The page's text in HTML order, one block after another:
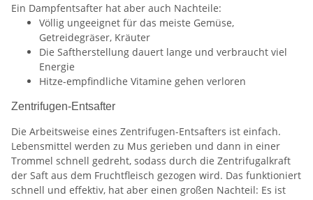
Ein Dampfentsafter hat aber auch Nachteile:
Völlig ungeeignet für das meiste Gemüse,
Getreidegräser, Kräuter
Die Saftherstellung dauert lange und verbraucht viel
Energie
Hitze-empfindliche Vitamine gehen verloren
Zentrifugen-Entsafter
Die Arbeitsweise eines Zentrifugen-Entsafters ist einfach.
Lebensmittel werden zu Mus gerieben und dann in einer
Trommel schnell gedreht, sodass durch die Zentrifugalkraft
der Saft aus dem Fruchtfleisch gezogen wird. Das funktioniert
schnell und effektiv, hat aber einen großen Nachteil: Es ist